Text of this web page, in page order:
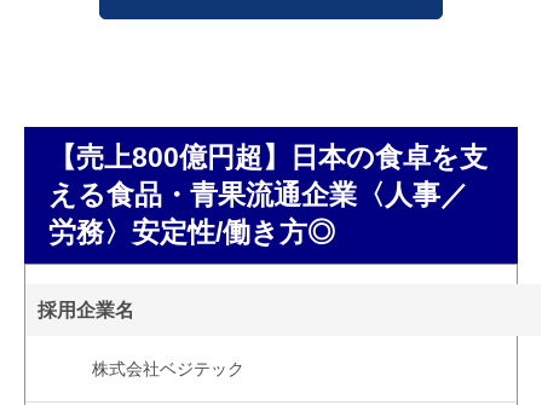
【売上800億円超】日本の食卓を支
える食品・青果流通企業〈人事／
労務〉安定性/働き方◎
採用企業名
株式会社ベジテック